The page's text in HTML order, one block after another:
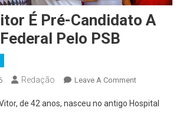
É Pré-Candidato A
Pelo PSB
Redação Leave A CommentOn
Vitor
de 42 anos, nasceu no antigo Hospital